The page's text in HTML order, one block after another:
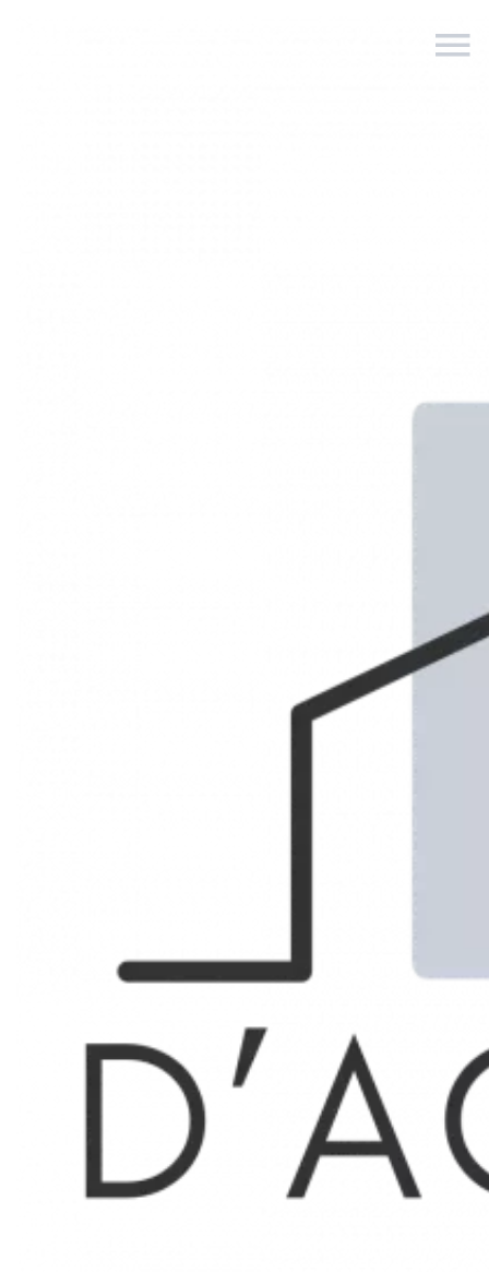
Marseille 9ème
T3 LA ROUVIERE
Résidence La Rouvière, avec ses commerces et facilités de
vie au quotidien, appartement de type 3 de 59.64m2 en
8ème étage avec balcon et très belle vue.
Entrée avec penderie, salon lumineux donnant sur grand
balcon en exposition Ouest, cuisine séparée avec loggia,
deux chambres, salle de bains et wc séparés. Cave.
Honoraires selon loi Alur soit 13€/m2 dont 3€/m2 pour